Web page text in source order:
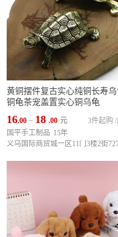
黄铜摆件复古实心纯铜长寿
铜龟茶宠盖置实心铜乌龟
16.00 ~ 18 .00 元 3件起购 /
国平手工制品 15年
义乌国际商贸城一区11门3楼2街